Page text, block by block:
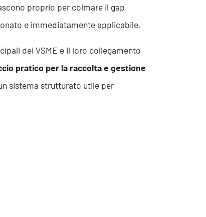
proprio per colmare il gap
e immediatamente applicabile.
dei VSME e il loro collegamento
pratico per la raccolta e gestione
sistema strutturato utile per